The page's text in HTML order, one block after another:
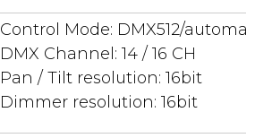
Control Mode: DMX512/
DMX Channel: 14 / 16 CH
Pan / Tilt resolution: 16bit
Dimmer resolution: 16bit